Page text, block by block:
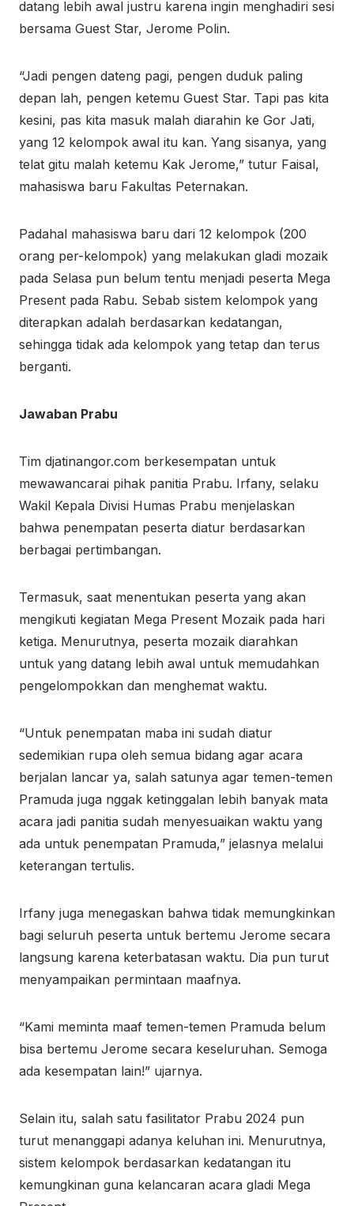
datang lebih awal justru karena ingin menghadiri sesi
bersama Guest Star, Jerome Polin.
“Jadi pengen dateng pagi, pengen duduk paling
depan lah, pengen ketemu Guest Star. Tapi pas kita
kesini, pas kita masuk malah diarahin ke Gor Jati,
yang 12 kelompok awal itu kan. Yang sisanya, yang
telat gitu malah ketemu Kak Jerome,” tutur Faisal,
mahasiswa baru Fakultas Peternakan.
Padahal mahasiswa baru dari 12 kelompok (200
orang per-kelompok) yang melakukan gladi mozaik
pada Selasa pun belum tentu menjadi peserta Mega
Present pada Rabu. Sebab sistem kelompok yang
diterapkan adalah berdasarkan kedatangan,
sehingga tidak ada kelompok yang tetap dan terus
berganti.
Jawaban Prabu
Tim djatinangor.com berkesempatan untuk
mewawancarai pihak panitia Prabu. Irfany, selaku
Wakil Kepala Divisi Humas Prabu menjelaskan
bahwa penempatan peserta diatur berdasarkan
berbagai pertimbangan.
Termasuk, saat menentukan peserta yang akan
mengikuti kegiatan Mega Present Mozaik pada hari
ketiga. Menurutnya, peserta mozaik diarahkan
untuk yang datang lebih awal untuk memudahkan
pengelompokkan dan menghemat waktu.
“Untuk penempatan maba ini sudah diatur
sedemikian rupa oleh semua bidang agar acara
berjalan lancar ya, salah satunya agar temen-temen
Pramuda juga nggak ketinggalan lebih banyak mata
acara jadi panitia sudah menyesuaikan waktu yang
ada untuk penempatan Pramuda,” jelasnya melalui
keterangan tertulis.
Irfany juga menegaskan bahwa tidak memungkinkan
bagi seluruh peserta untuk bertemu Jerome secara
langsung karena keterbatasan waktu. Dia pun turut
menyampaikan permintaan maafnya.
“Kami meminta maaf temen-temen Pramuda belum
bisa bertemu Jerome secara keseluruhan. Semoga
ada kesempatan lain!” ujarnya.
Selain itu, salah satu fasilitator Prabu 2024 pun
turut menanggapi adanya keluhan ini. Menurutnya,
sistem kelompok berdasarkan kedatangan itu
kemungkinan guna kelancaran acara gladi Mega